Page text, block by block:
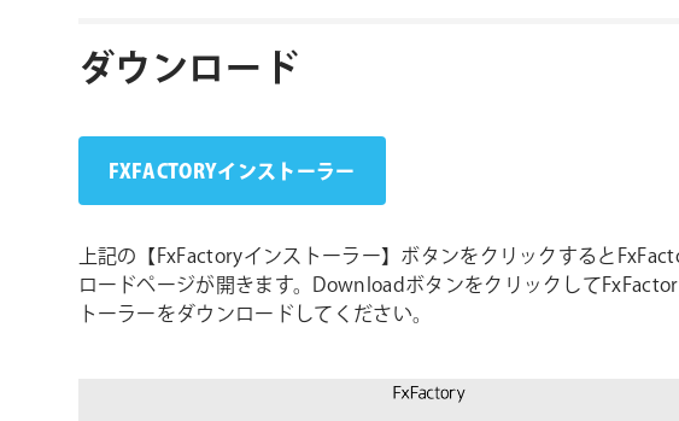
ダウンロード
FXFACTORYインストーラー
上記の【FxFactoryインストーラー】ボタンをクリックすると
ロードページが開きます。Downloadボタンをクリックして
トーラーをダウンロードしてください。